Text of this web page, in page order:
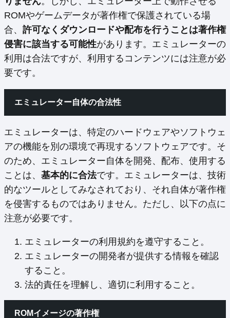
ROMやゲームデータが著作権で保護されている場
合、 許可なくダウンロードや配布を行うことは著作権
侵害に該当する可能性があります。エミュレーターの
利用は合法ですが、利用するコンテンツには注意が必
要です。
エミュレーター自体の合法性
エミュレーターは、特定のハードウェアやソフトウェ
アの機能を別の環境で再現するソフトウェアです。そ
のため、エミュレーター自体を開発、配布、使用する
ことは、 基本的に合法です。エミュレーターは、技術
的なツールとしてみなされており、それ自体が著作権
を侵害するものではありません。ただし、以下の点に
注意が必要です。
エミュレーターの利用規約を遵守すること。
エミュレーターの開発者が提供する情報を確認
すること。
法的責任を理解し、適切に利用すること。
ROMイメージの著作権